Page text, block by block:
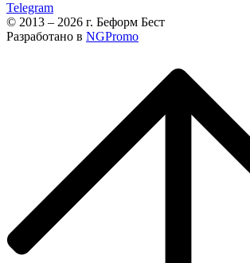
Telegram
© 2013 – 2026 г. Беформ Бест
Разработано в NGPromo